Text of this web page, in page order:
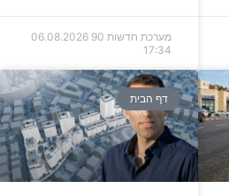
מערכת חדשות 90
06.08.2026
17:34
דף הבית